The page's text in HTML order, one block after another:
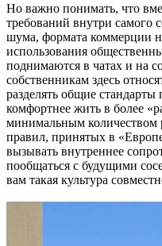
Но важно понимать, что
требований внутри самого
шума, формата коммерции
использования
поднимаются в чатах и на
собственникам здесь
разделять общие
комфортнее жить в более
минимальным количеством
правил, принятых в
вызывать внутреннее
пообщаться с будущими
вам такая культура